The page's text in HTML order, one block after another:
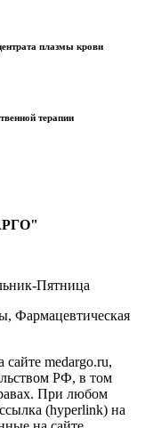
плазмы крови
терапии
Пятница
Фармацевтическая
medargo.ru,
РФ, в том
При любом
(hyperlink) на